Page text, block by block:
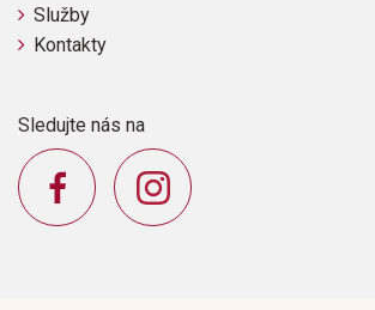
Služby
Kontakty
Sledujte nás na